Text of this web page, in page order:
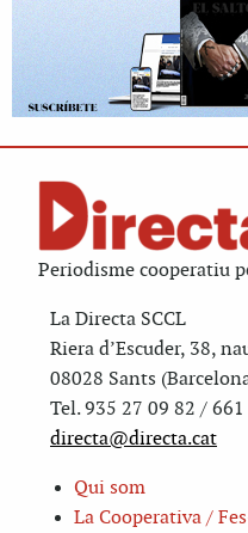
Periodisme cooperatiu
La Directa SCCL
Riera d’Escuder, 38,
08028 Sants
Tel. 935 27 09 82 /
directa@directa.cat
Qui som
La Cooperativa /